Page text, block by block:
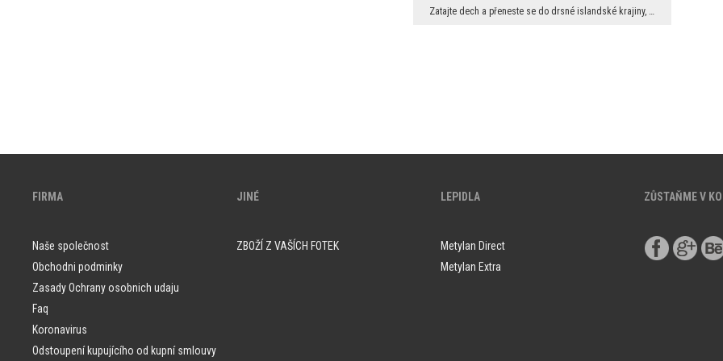
Zatajte dech a přeneste se do drsné islandské krajiny, kde se dramatické útesy setkávají s bezbře...
FIRMA
Naše společnost
Obchodni podminky
Zasady Ochrany osobnich udaju
Faq
Koronavirus
Odstoupení kupujícího od kupní smlouvy
JINÉ
ZBOŽÍ Z VAŠÍCH FOTEK
LEPIDLA
Metylan Direct
Metylan Extra
ZŮSTAŇME V